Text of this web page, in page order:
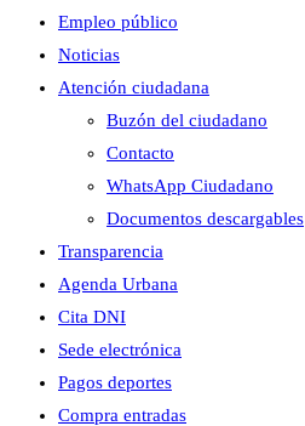
Empleo público
Noticias
Atención ciudadana
Buzón del ciudadano
Contacto
WhatsApp Ciudadano
Documentos descargables
Transparencia
Agenda Urbana
Cita DNI
Sede electrónica
Pagos deportes
Compra entradas